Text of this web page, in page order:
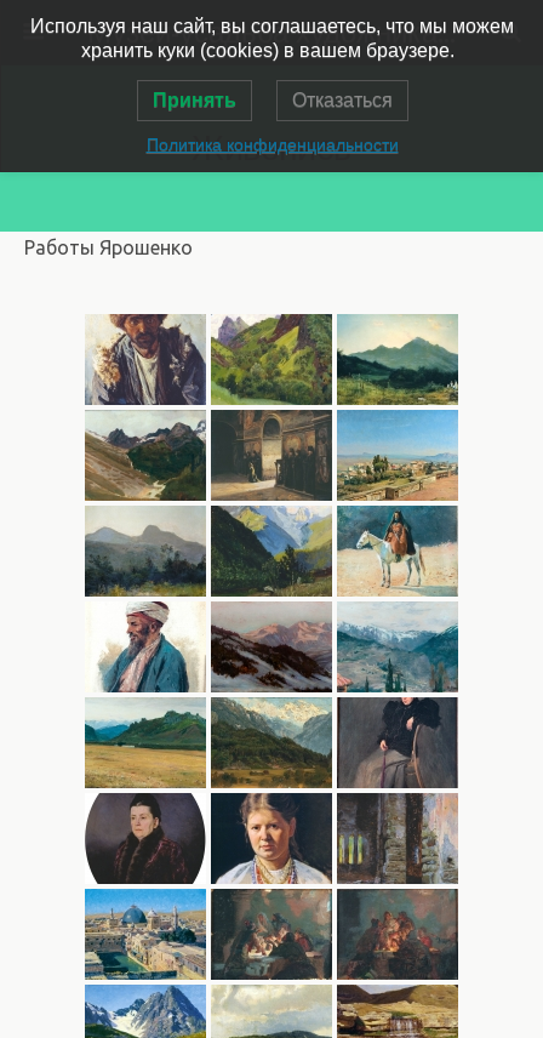
Музей-усадьба художника Ярошенко
Живопись
Работы Ярошенко
Используя наш сайт, вы соглашаетесь, что мы можем
хранить куки (cookies) в вашем браузере.
Принять Отказаться
Политика конфиденциальности